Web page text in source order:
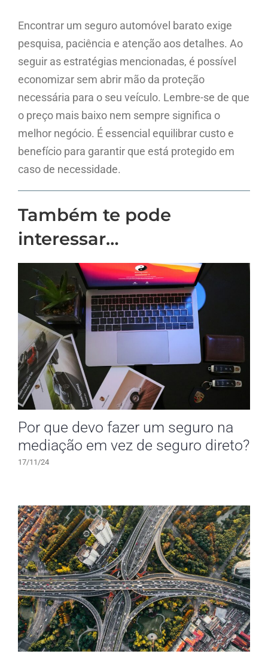
Encontrar um seguro automóvel barato exige
pesquisa, paciência e atenção aos detalhes. Ao
seguir as estratégias mencionadas, é possível
economizar sem abrir mão da proteção
necessária para o seu veículo. Lembre-se de que
o preço mais baixo nem sempre significa o
melhor negócio. É essencial equilibrar custo e
benefício para garantir que está protegido em
caso de necessidade.
Também te pode
interessar…
Por que devo fazer um seguro na
mediação em vez de seguro direto?
17/11/24